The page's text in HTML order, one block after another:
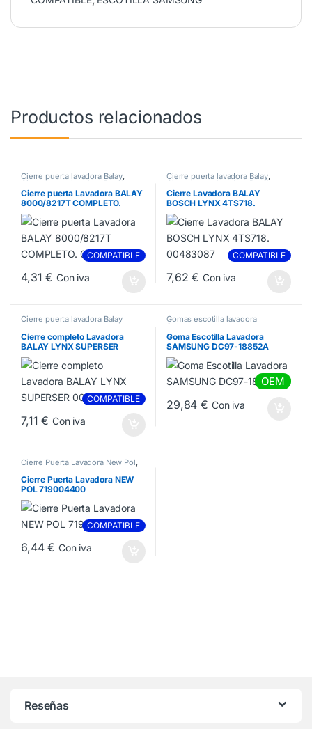
Productos relacionados
Cierre puerta lavadora Balay,
Cierre puerta lavadora Bosch
Cierres Lavadora
Cierre puerta Lavadora BALAY
8000/8217T COMPLETO.
069637
COMPATIBLE
4,31€ Con iva
Cierre puerta lavadora Balay,
Cierre puerta lavadora Bosch
Cierres Lavadora
Cierre Lavadora BALAY
BOSCH LYNX 4TS718.
00483087
COMPATIBLE
7,62€ Con iva
Cierre puerta lavadora Balay
Cierre completo Lavadora
BALAY LYNX SUPERSER
00058691
COMPATIBLE
7,11€ Con iva
Gomas escotilla lavadora
Samsung
Goma Escotilla Lavadora
SAMSUNG DC97-18852A
OEM
29,84€ Con iva
Cierre Puerta Lavadora New Pol,
Cierres Lavadora
Cierre Puerta Lavadora NEW
POL 719004400
COMPATIBLE
6,44€ Con iva
Reseñas